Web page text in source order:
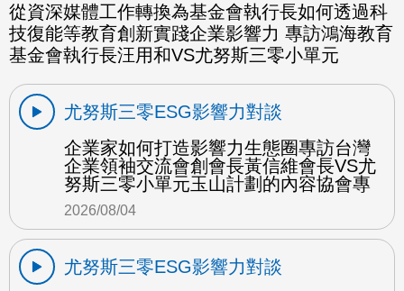
從資深媒體工作轉換為基金會執行長如何透過科
技復能等教育創新實踐企業影響力 專訪鴻海教育
基金會執行長汪用和VS尤努斯三零小單元
尤努斯三零ESG影響力對談
企業家如何打造影響力生態圈專訪台灣
企業領袖交流會創會長黃信維會長VS尤
努斯三零小單元玉山計劃的內容協會專
2026/08/04
尤努斯三零ESG影響力對談